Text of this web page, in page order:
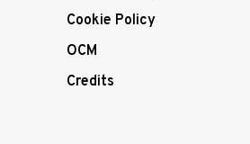
Cookie Policy
OCM
Credits